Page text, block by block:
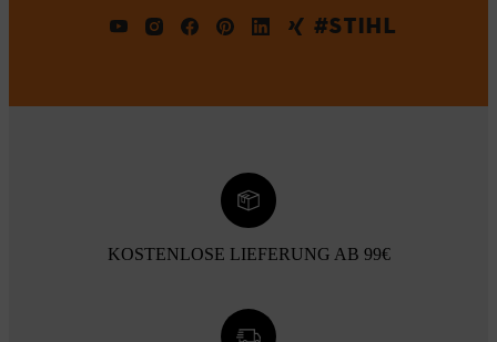
#STIHL
KOSTENLOSE LIEFERUNG AB 99€